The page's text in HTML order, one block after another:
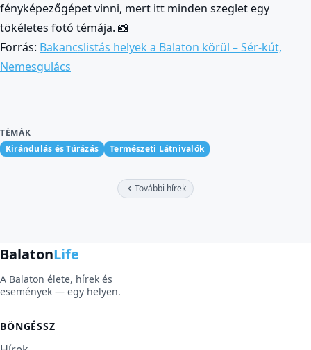
fényképezőgépet vinni, mert itt minden szeglet egy
tökéletes fotó témája. 📸
Forrás: Bakancslistás helyek a Balaton körül – Sér-kút,
Nemesgulács
TÉMÁK
Kirándulás és Túrázás
Természeti Látnivalók
További hírek
BalatonLife
A Balaton élete, hírek és
események — egy helyen.
BÖNGÉSSZ